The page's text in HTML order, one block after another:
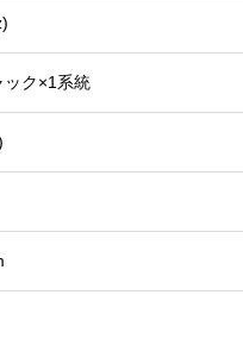
ック×1系統